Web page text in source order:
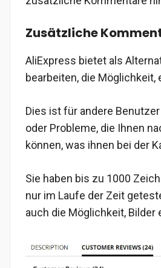
Zusätzliche
AliExpress bietet als
bearbeiten, die
Dies ist für andere
oder Probleme, die Ihnen
können, was ihnen bei der
Sie haben bis zu 1000
nur im Laufe der Zeit
auch die Möglichkeit, Bilder